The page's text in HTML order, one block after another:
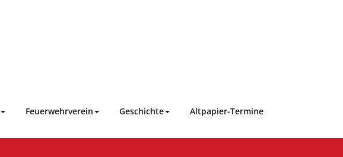
Feuerwehrverein Geschichte Altpapier-Termine